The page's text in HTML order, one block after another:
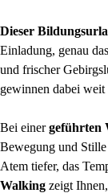
Dieser
Einladung, genau
und frischer
gewinnen dabei
Bei einergeführten
Bewegung und
Atem tiefer, das
Walking zeigt